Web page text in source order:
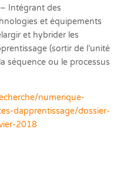
Intégrant des
et équipements
et hybrider les
(sortir de l’unité
séquence ou le processus
numerique-
dapprentissage/dossier-
2018